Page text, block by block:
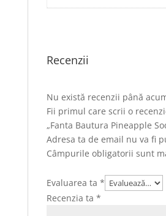
Recenzii
Nu există recenzii până
Fii primul care scrii o
„Fanta Bautura Pineapple
Adresa ta de email nu va fi
Câmpurile obligatorii sunt
Evaluarea ta *
Recenzia ta *